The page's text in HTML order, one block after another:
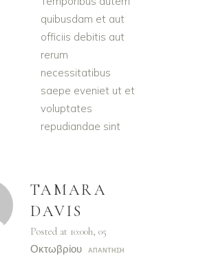
quibusdam et aut
officiis debitis aut
rerum
necessitatibus
saepe eveniet ut et
voluptates
repudiandae sint
TAMARA
DAVIS
Posted at 10:00h, 05
Οκτωβρίου
ΑΠΆΝΤΗΣΗ